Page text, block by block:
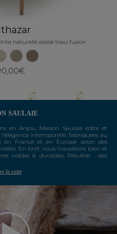
naturelle assise tissu fusion
SAULAIE
en Anjou, Maison Saulaie édite et
l'élégance intemporelle, fabriquées au
en France et en Europe selon des
En bref, nous travaillons bien et
nobles & durables. Résultat : des
la suite